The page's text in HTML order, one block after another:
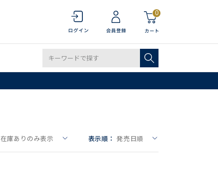
0
在庫ありのみ表示 表示順： 発売日順